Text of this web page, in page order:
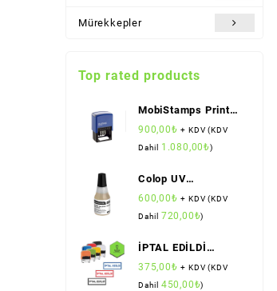
Mürekkepler
Top rated products
MobiStamps Print
265
900,00₺ + KDV (KDV
Dahil 1.080,00₺)
Colop UV
Mürekkebi
600,00₺ + KDV (KDV
Dahil 720,00₺)
İPTAL EDİLDİ
Kaşesi (Standart
Boy) (Colop)
375,00₺ + KDV (KDV
Dahil 450,00₺)